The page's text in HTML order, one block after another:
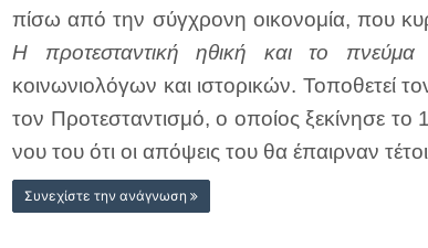
πίσω από την σύγχρονη οικονομία, που
Η προτεσταντική ηθική και το πνεύμα
κοινωνιολόγων και ιστορικών. Τοποθετεί
τον Προτεσταντισμό, ο οποίος ξεκίνησε
νου του ότι οι απόψεις του θα έπαιρναν
Συνεχίστε την ανάγνωση